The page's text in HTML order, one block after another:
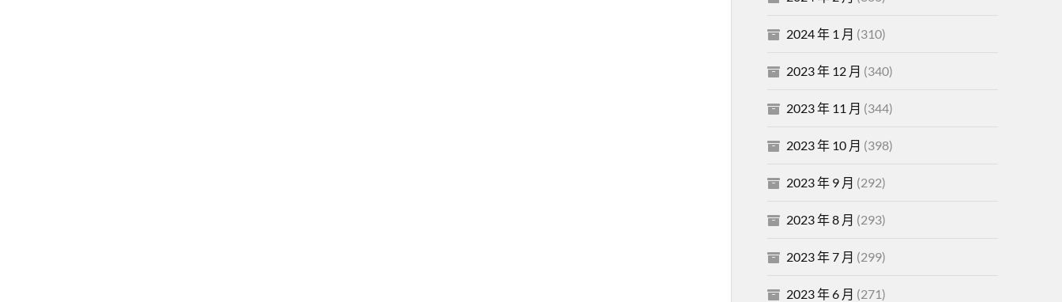
2024 年 1 月 (310)
2023 年 12 月 (340)
2023 年 11 月 (344)
2023 年 10 月 (398)
2023 年 9 月 (292)
2023 年 8 月 (293)
2023 年 7 月 (299)
2023 年 6 月 (271)